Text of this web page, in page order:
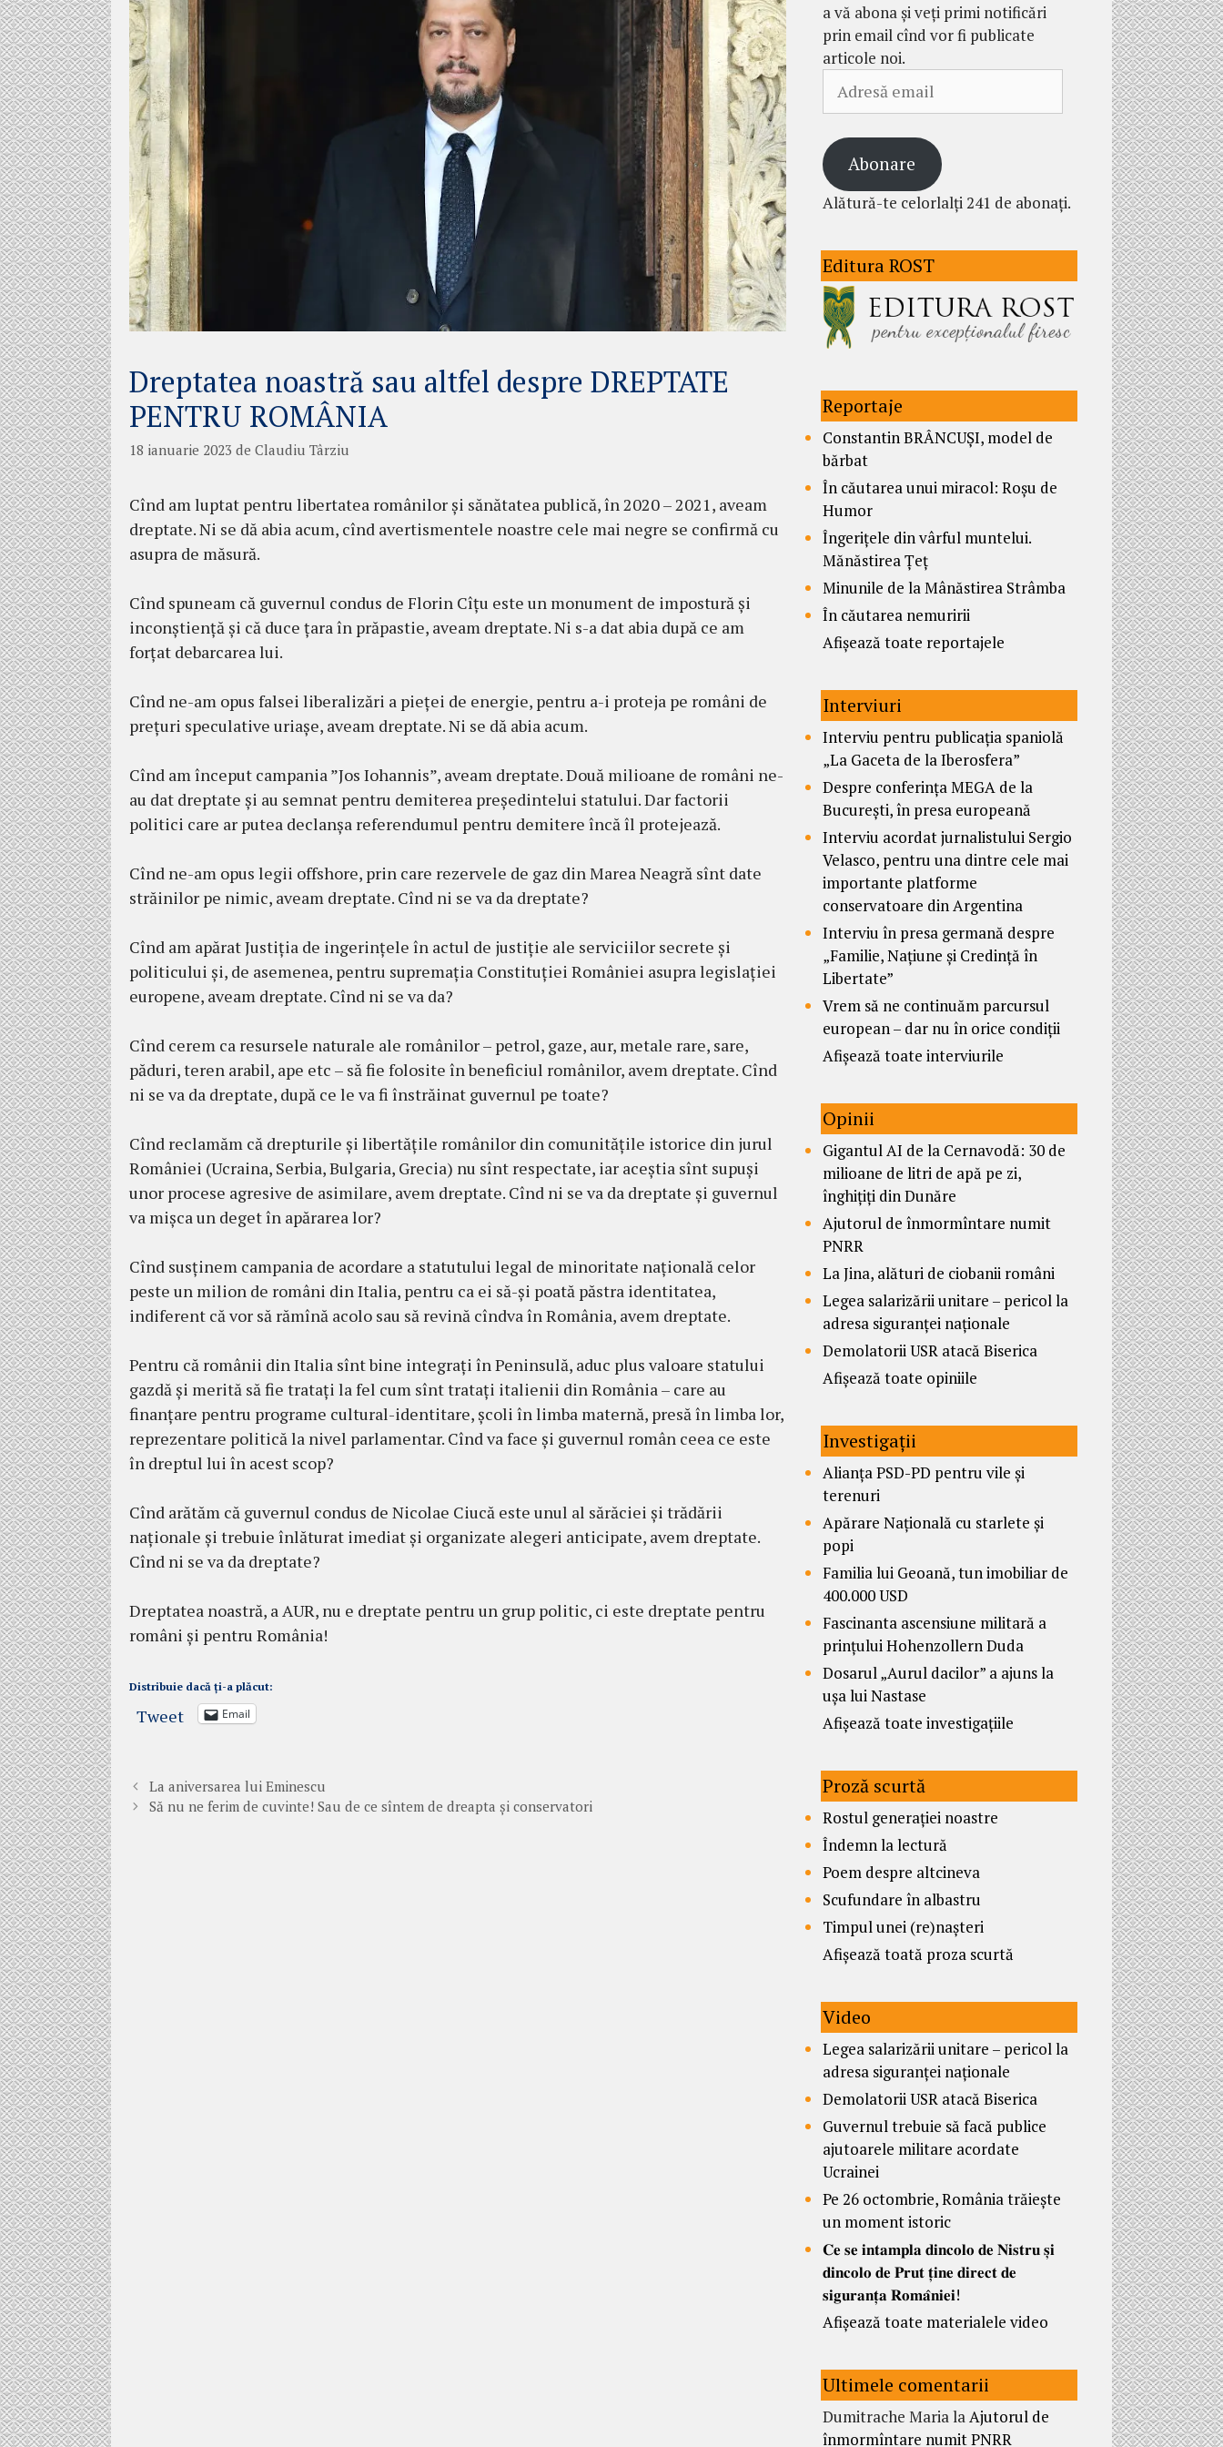
Dreptatea noastră sau altfel despre DREPTATE
PENTRU ROMÂNIA
18 ianuarie 2023 de Claudiu Târziu
Cînd am luptat pentru libertatea românilor și sănătatea publică, în 2020 – 2021, aveam
dreptate. Ni se dă abia acum, cînd avertismentele noastre cele mai negre se confirmă cu
asupra de măsură.
Cînd spuneam că guvernul condus de Florin Cîțu este un monument de impostură și
inconștiență și că duce țara în prăpastie, aveam dreptate. Ni s-a dat abia după ce am
forțat debarcarea lui.
Cînd ne-am opus falsei liberalizări a pieței de energie, pentru a-i proteja pe români de
prețuri speculative uriașe, aveam dreptate. Ni se dă abia acum.
Cînd am început campania ”Jos Iohannis”, aveam dreptate. Două milioane de români ne-
au dat dreptate și au semnat pentru demiterea președintelui statului. Dar factorii
politici care ar putea declanșa referendumul pentru demitere încă îl protejează.
Cînd ne-am opus legii offshore, prin care rezervele de gaz din Marea Neagră sînt date
străinilor pe nimic, aveam dreptate. Cînd ni se va da dreptate?
Cînd am apărat Justiția de ingerințele în actul de justiție ale serviciilor secrete și
politicului și, de asemenea, pentru supremația Constituției României asupra legislației
europene, aveam dreptate. Cînd ni se va da?
Cînd cerem ca resursele naturale ale românilor – petrol, gaze, aur, metale rare, sare,
păduri, teren arabil, ape etc – să fie folosite în beneficiul românilor, avem dreptate. Cînd
ni se va da dreptate, după ce le va fi înstrăinat guvernul pe toate?
Cînd reclamăm că drepturile și libertățile românilor din comunitățile istorice din jurul
României (Ucraina, Serbia, Bulgaria, Grecia) nu sînt respectate, iar aceștia sînt supuși
unor procese agresive de asimilare, avem dreptate. Cînd ni se va da dreptate și guvernul
va mișca un deget în apărarea lor?
Cînd susținem campania de acordare a statutului legal de minoritate națională celor
peste un milion de români din Italia, pentru ca ei să-și poată păstra identitatea,
indiferent că vor să rămînă acolo sau să revină cîndva în România, avem dreptate.
Pentru că românii din Italia sînt bine integrați în Peninsulă, aduc plus valoare statului
gazdă și merită să fie tratați la fel cum sînt tratați italienii din România – care au
finanțare pentru programe cultural-identitare, școli în limba maternă, presă în limba lor,
reprezentare politică la nivel parlamentar. Cînd va face și guvernul român ceea ce este
în dreptul lui în acest scop?
Cînd arătăm că guvernul condus de Nicolae Ciucă este unul al sărăciei și trădării
naționale și trebuie înlăturat imediat și organizate alegeri anticipate, avem dreptate.
Cînd ni se va da dreptate?
Dreptatea noastră, a AUR, nu e dreptate pentru un grup politic, ci este dreptate pentru
români și pentru România!
Distribuie dacă ți-a plăcut:
Tweet Email
La aniversarea lui Eminescu
Să nu ne ferim de cuvinte! Sau de ce sîntem de dreapta și conservatori
a vă abona și veți primi notificări
prin email cînd vor fi publicate
articole noi.
email
Abonare
Alătură-te celorlalți 241 de abonați.
Editura ROST
Reportaje
Constantin BRÂNCUȘI, model de
bărbat
În căutarea unui miracol: Roșu de
Humor
Îngerițele din vârful muntelui.
Mănăstirea Țeț
Minunile de la Mânăstirea Strâmba
În căutarea nemuririi
Afișează toate reportajele
Interviuri
Interviu pentru publicația spaniolă
„La Gaceta de la Iberosfera”
Despre conferința MEGA de la
București, în presa europeană
Interviu acordat jurnalistului Sergio
Velasco, pentru una dintre cele mai
importante platforme
conservatoare din Argentina
Interviu în presa germană despre
„Familie, Națiune și Credință în
Libertate”
Vrem să ne continuăm parcursul
european – dar nu în orice condiții
Afișează toate interviurile
Opinii
Gigantul AI de la Cernavodă: 30 de
milioane de litri de apă pe zi,
înghițiți din Dunăre
Ajutorul de înmormîntare numit
PNRR
La Jina, alături de ciobanii români
Legea salarizării unitare – pericol la
adresa siguranței naționale
Demolatorii USR atacă Biserica
Afișează toate opiniile
Investigații
Alianța PSD-PD pentru vile și
terenuri
Apărare Națională cu starlete și
popi
Familia lui Geoană, tun imobiliar de
400.000 USD
Fascinanta ascensiune militară a
prințului Hohenzollern Duda
Dosarul „Aurul dacilor” a ajuns la
ușa lui Nastase
Afișează toate investigațiile
Proză scurtă
Rostul generației noastre
Îndemn la lectură
Poem despre altcineva
Scufundare în albastru
Timpul unei (re)nașteri
Afișează toată proza scurtă
Video
Legea salarizării unitare – pericol la
adresa siguranței naționale
Demolatorii USR atacă Biserica
Guvernul trebuie să facă publice
ajutoarele militare acordate
Ucrainei
Pe 26 octombrie, România trăiește
un moment istoric
𝐂𝐞 𝐬𝐞 𝐢𝐧𝐭𝐚𝐦𝐩𝐥𝐚 𝐝𝐢𝐧𝐜𝐨𝐥𝐨 𝐝𝐞 𝐍𝐢𝐬𝐭𝐫𝐮 𝐬̦𝐢
𝐝𝐢𝐧𝐜𝐨𝐥𝐨 𝐝𝐞 𝐏𝐫𝐮𝐭 𝐭̦𝐢𝐧𝐞 𝐝𝐢𝐫𝐞𝐜𝐭 𝐝𝐞
𝐬𝐢𝐠𝐮𝐫𝐚𝐧𝐭̦𝐚 𝐑𝐨𝐦𝐚̂𝐧𝐢𝐞𝐢!
Afișează toate materialele video
Ultimele comentarii
Dumitrache MarialaAjutorul de
înmormîntare numit PNRR